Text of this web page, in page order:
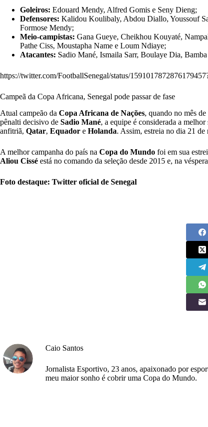
Goleiros: Edouard Mendy, Alfred Gomis e Seny Dieng;
Defensores: Kalidou Koulibaly, Abdou Diallo, Youssouf
Formose Mendy;
Meio-campistas: Gana Gueye, Cheikhou Kouyaté,
Pathe Ciss, Moustapha Name e Loum Ndiaye;
Atacantes: Sadio Mané, Ismaila Sarr, Boulaye Dia,
https://twitter.com/FootballSenegal/status/
Campeã da Copa Africana, Senegal pode passar de fase
Atual campeão da Copa Africana de Nações, quando no mês
pênalti decisivo de Sadio Mané, a equipe é considerada a
anfitriã, Qatar, Equador e Holanda. Assim, estreia no dia 21
A melhor campanha do país na Copa do Mundo foi em sua
Aliou Cissé está no comando da seleção desde 2015 e, na
Foto destaque: Twitter oficial de Senegal
Caio Santos
Jornalista Esportivo, 23 anos, apaixonado por
meu maior sonho é cobrir uma Copa do Mundo.